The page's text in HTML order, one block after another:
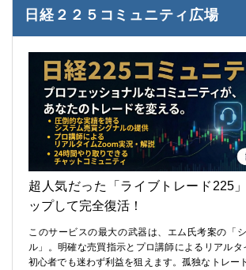
日経２２５コミュニティ広場
超人気だった「ライブトレード225
ップして完全復活！
このサービスの最大の武器は、エム氏考案の「
ル」。明確な売買指示とプロ講師によるリアルタ
初心者でも迷わず利益を狙えます。孤独なトレー